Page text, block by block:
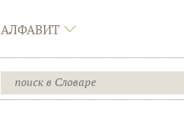
АЛФАВИТ